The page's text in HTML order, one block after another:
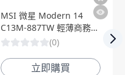
MSI 微星 Modern 14
C13M-887TW 輕薄商務筆
電(i7-1355U/16G/1TB
(0)
立即購買